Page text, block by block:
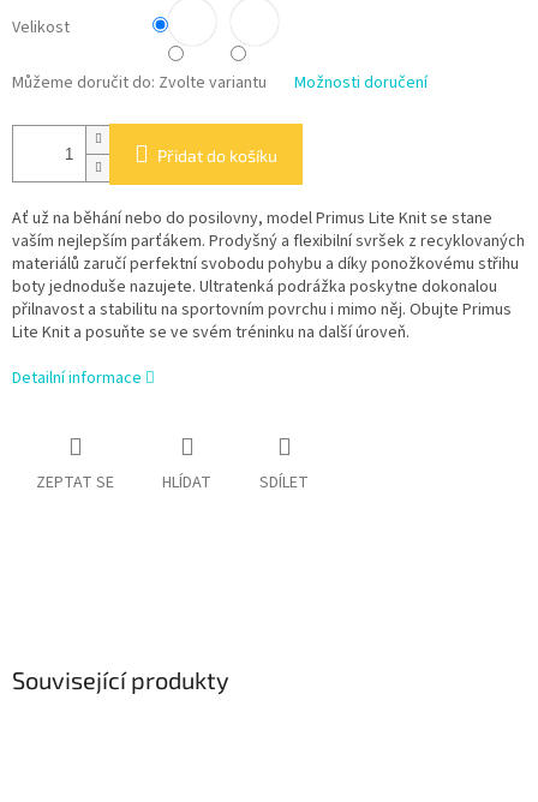
Velikost
Můžeme doručit do: Zvolte variantu Možnosti doručení
Přidat do košíku
Ať už na běhání nebo do posilovny, model Primus Lite Knit se stane
vaším nejlepším parťákem. Prodyšný a flexibilní svršek z recyklovaných
materiálů zaručí perfektní svobodu pohybu a díky ponožkovému střihu
boty jednoduše nazujete. Ultratenká podrážka poskytne dokonalou
přilnavost a stabilitu na sportovním povrchu i mimo něj. Obujte Primus
Lite Knit a posuňte se ve svém tréninku na další úroveň.
Detailní informace
ZEPTAT SE HLÍDAT SDÍLET
Související produkty